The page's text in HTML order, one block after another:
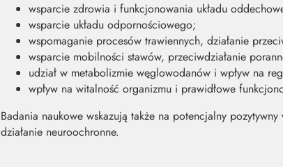
wsparcie zdrowia i funkcjonowania układu
wsparcie układu odpornościowego;
wspomaganie procesów trawiennych, działanie
wsparcie mobilności stawów, przeciwdziałanie
udział w metabolizmie węglowodanów i wpływ na
wpływ na witalność organizmu i prawidłowe
Badania naukowe wskazują także na potencjalny
działanie neuroochronne.